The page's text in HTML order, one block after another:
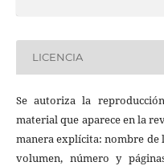
LICENCIA
Se autoriza la
material que aparece en la
manera explícita: nombre de
volumen, número y